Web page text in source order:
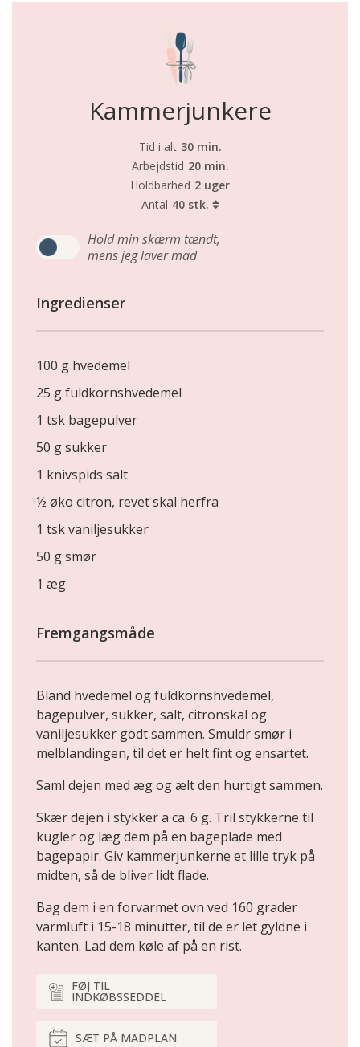
Kammerjunkere
Tid i alt 30 min.
Arbejdstid 20 min.
Holdbarhed 2 uger
Antal 40 stk.
Hold min skærm tændt,
mens jeg laver mad
Ingredienser
100 g hvedemel
25 g fuldkornshvedemel
1 tsk bagepulver
50 g sukker
1 knivspids salt
½ øko citron, revet skal herfra
1 tsk vaniljesukker
50 g smør
1 æg
Fremgangsmåde
Bland hvedemel og fuldkornshvedemel,
bagepulver, sukker, salt, citronskal og
vaniljesukker godt sammen. Smuldr smør i
melblandingen, til det er helt fint og ensartet.
Saml dejen med æg og ælt den hurtigt sammen.
Skær dejen i stykker a ca. 6 g. Tril stykkerne til
kugler og læg dem på en bageplade med
bagepapir. Giv kammerjunkerne et lille tryk på
midten, så de bliver lidt flade.
Bag dem i en forvarmet ovn ved 160 grader
varmluft i 15-18 minutter, til de er let gyldne i
kanten. Lad dem køle af på en rist.
FØJ TIL
INDKØBSSEDDEL
SÆT PÅ MADPLAN